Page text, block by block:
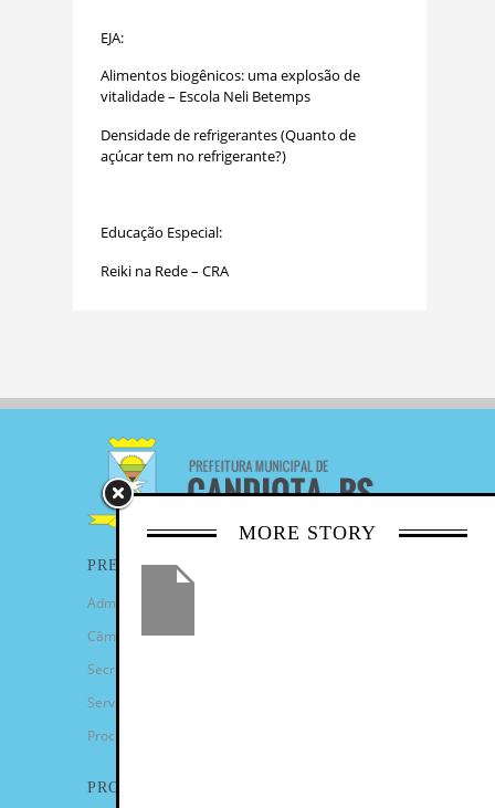
EJA:
Alimentos biogênicos: uma explosão de
vitalidade – Escola Neli Betemps
Densidade de refrigerantes (Quanto de
açúcar tem no refrigerante?)
Educação Especial:
Reiki na Rede – CRA
MORE STORY
PREFEITURA
Administração Municipal
Câmara de Vereadores
Secretarias
Serviços
Procuradoria Geral
PROGRAMAS